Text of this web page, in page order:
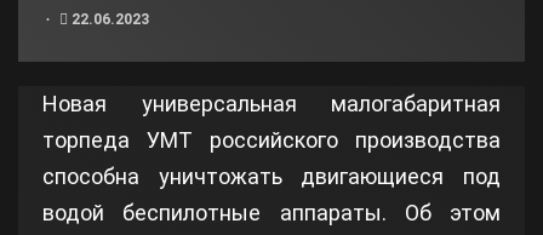
22.06.2023
Новая универсальная малогабаритная
торпеда УМТ российского производства
способна уничтожать двигающиеся под
водой беспилотные аппараты. Об этом